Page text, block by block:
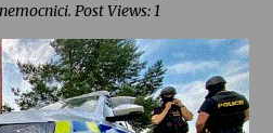
Post Views: 1